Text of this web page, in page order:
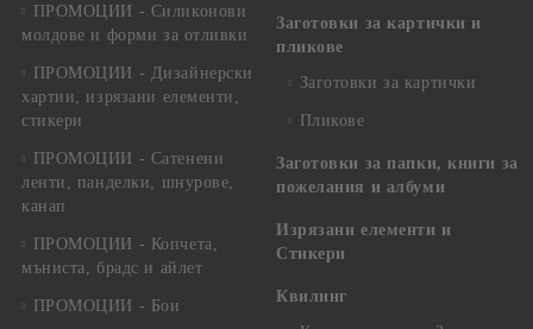
ПРОМОЦИИ - Силиконови
молдове и форми за отливки
ПРОМОЦИИ - Дизайнерски
хартии, изрязани елементи,
стикери
ПРОМОЦИИ - Сатенени
ленти, панделки, шнурове,
канап
ПРОМОЦИИ - Копчета,
мъниста, брадс и айлет
ПРОМОЦИИ - Бои
Заготовки за картички и
пликове
Заготовки за картички
Пликове
Заготовки за папки, книги за
пожелания и албуми
Изрязани елементи и
Стикери
Квилинг